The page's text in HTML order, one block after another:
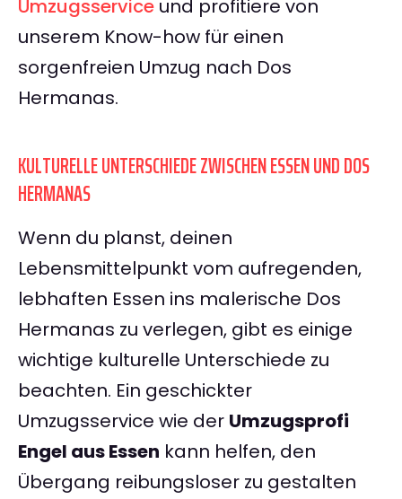
Umzugsservice und profitiere von
unserem Know-how für einen
sorgenfreien Umzug nach Dos
Hermanas.
KULTURELLE UNTERSCHIEDE ZWISCHEN ESSEN UND DOS
HERMANAS
Wenn du planst, deinen
Lebensmittelpunkt vom aufregenden,
lebhaften Essen ins malerische Dos
Hermanas zu verlegen, gibt es einige
wichtige kulturelle Unterschiede zu
beachten. Ein geschickter
Umzugsservice wie der Umzugsprofi
Engel aus Essen kann helfen, den
Übergang reibungsloser zu gestalten